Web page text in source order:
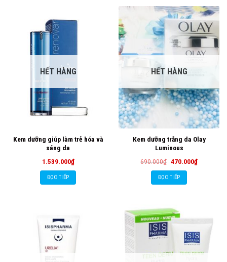
HẾT HÀNG
Kem dưỡng giúp làm trẻ hóa và
sáng da
1.539.000₫
ĐỌC TIẾP
HẾT HÀNG
Kem dưỡng trắng da Olay
Luminous
690.000₫ Giá
là:
690.000₫.
470.000₫Giá
hiện
ĐỌC TIẾP